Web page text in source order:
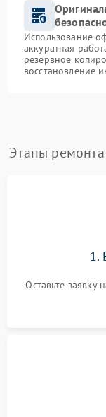
Использование
аккуратная
резервное
восстановление
Этапы
1.
Оставьте заявку